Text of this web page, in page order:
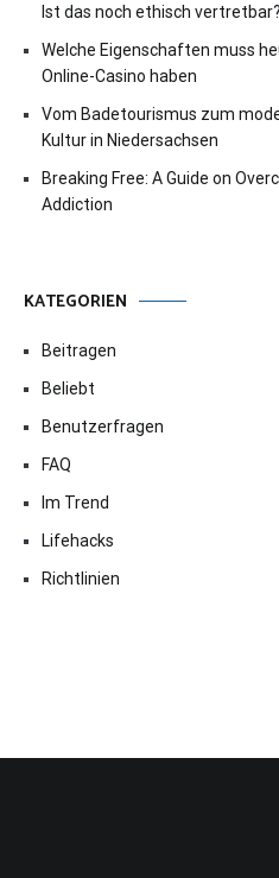
Ist das noch ethisch vertretbar?
Welche Eigenschaften muss
Online-Casino haben
Vom Badetourismus zum
Kultur in Niedersachsen
Breaking Free: A Guide on
Addiction
KATEGORIEN
Beitragen
Beliebt
Benutzerfragen
FAQ
Im Trend
Lifehacks
Richtlinien